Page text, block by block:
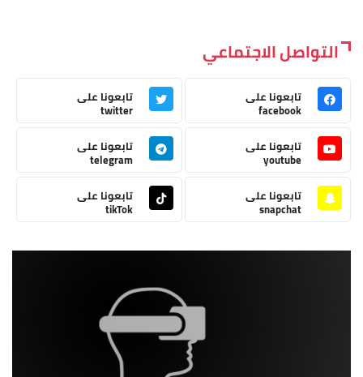
التواصل الاجتماعي
تابعونا على
facebook
تابعونا على
twitter
تابعونا على
youtube
تابعونا على
telegram
تابعونا على
snapchat
تابعونا على
tikTok